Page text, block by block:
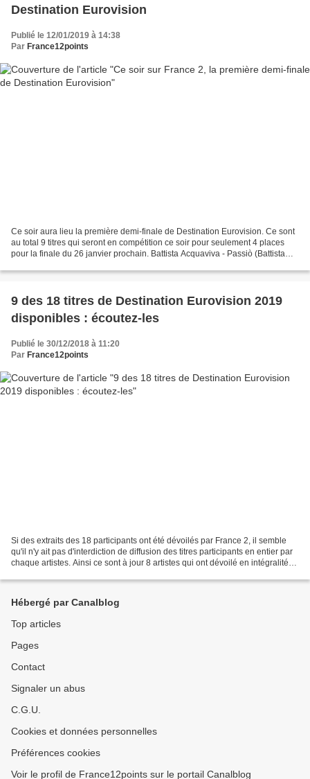
Destination Eurovision
Publié le 12/01/2019 à 14:38
Par France12points
Ce soir aura lieu la première demi-finale de Destination Eurovision. Ce sont
au total 9 titres qui seront en compétition ce soir pour seulement 4 places
pour la finale du 26 janvier prochain. Battista Acquaviva - Passiò (Battista
9 des 18 titres de Destination Eurovision 2019
disponibles : écoutez-les
Publié le 30/12/2018 à 11:20
Par France12points
Si des extraits des 18 participants ont été dévoilés par France 2, il semble
qu'il n'y ait pas d'interdiction de diffusion des titres participants en entier par
chaque artistes. Ainsi ce sont à jour 8 artistes qui ont dévoilé en intégralité
Hébergé par Canalblog
Top articles
Pages
Contact
Signaler un abus
C.G.U.
Cookies et données personnelles
Préférences cookies
Voir le profil de France12points sur le portail Canalblog